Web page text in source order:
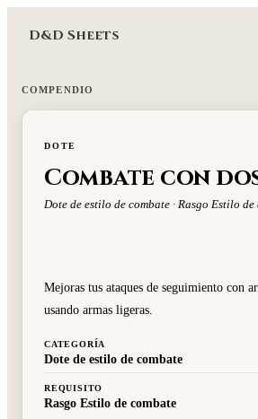
D&D Sheets
COMPENDIO
DOTE
Combate con
Dote de estilo de combate · Rasgo Estilo de
Mejoras tus ataques de seguimiento con
usando armas ligeras.
CATEGORÍA
Dote de estilo de combate
REQUISITO
Rasgo Estilo de combate